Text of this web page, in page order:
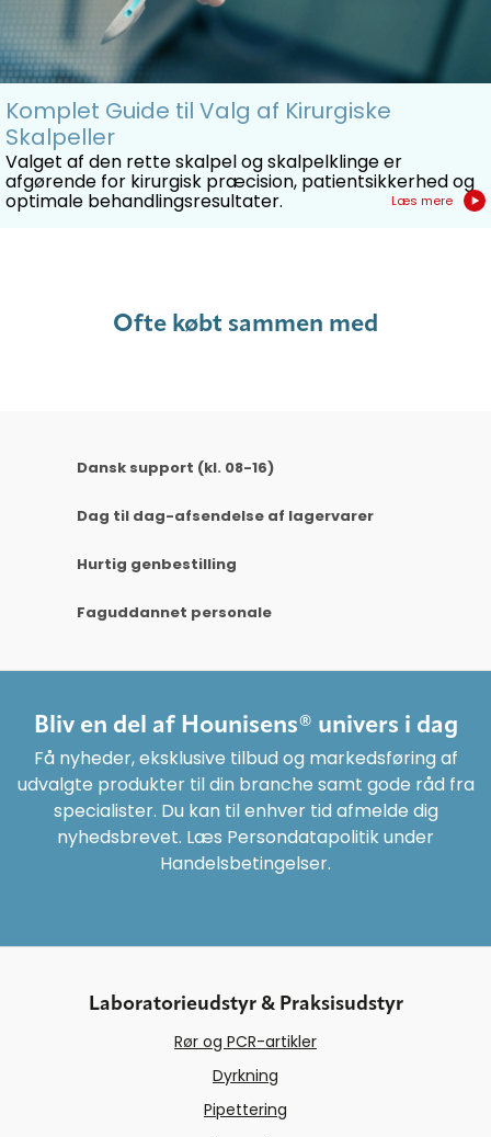
Komplet Guide til Valg af Kirurgiske
Skalpeller
Valget af den rette skalpel og skalpelklinge er
afgørende for kirurgisk præcision, patientsikkerhed og
optimale behandlingsresultater. Læs mere
Ofte købt sammen med
Dansk support (kl. 08-16)
Dag til dag-afsendelse af lagervarer
Hurtig genbestilling
Faguddannet personale
Bliv en del af Hounisens® univers i dag
Få nyheder, eksklusive tilbud og markedsføring af
udvalgte produkter til din branche samt gode råd fra
specialister. Du kan til enhver tid afmelde dig
nyhedsbrevet. Læs Persondatapolitik under
Handelsbetingelser.
Laboratorieudstyr & Praksisudstyr
Rør og PCR-artikler
Dyrkning
Pipettering